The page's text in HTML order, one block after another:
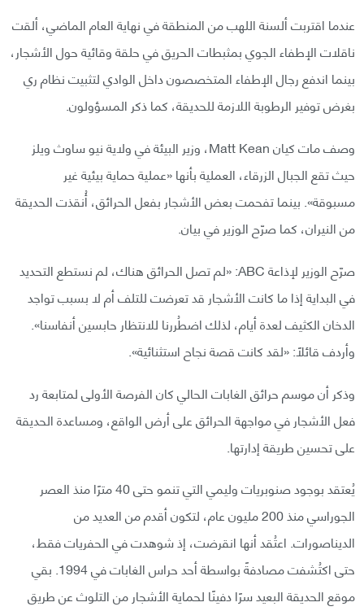
عندما اقتربت ألسنة اللهب من المنطقة في نهاية العام الماضي، ألقت
ناقلات الإطفاء الجوي بمثبطات الحريق في حلقة وقائية حول الأشجار،
بينما اندفع رجال الإطفاء المتخصصون داخل الوادي لتثبيت نظام ري
بغرض توفير الرطوبة اللازمة للحديقة، كما ذكر المسؤولون.
وصف مات كيان Matt Kean، وزير البيئة في ولاية نيو ساوث ويلز
حيث تقع الجبال الزرقاء، العملية بأنها «عملية حماية بيئية غير
مسبوقة». بينما تفحمت بعض الأشجار بفعل الحرائق، أُنقذت الحديقة
من النيران، كما صرّح الوزير في بيان.
صرّح الوزير لإذاعة ABC: «لم تصل الحرائق هناك، لم نستطع التحديد
في البداية إذا ما كانت الأشجار قد تعرضت للتلف أم لا بسبب تواجد
الدخان الكثيف لعدة أيام، لذلك اضطُررنا للانتظار حابسين أنفاسنا».
وأردف قائلاً: «لقد كانت قصة نجاح استثنائية».
وذكر أن موسم حرائق الغابات الحالي كان الفرصة الأولى لمتابعة رد
فعل الأشجار في مواجهة الحرائق على أرض الواقع، ومساعدة الحديقة
على تحسين طريقة إدارتها.
يُعتقد بوجود صنوبريات وليمي التي تنمو حتى 40 مترًا منذ العصر
الجوراسي منذ 200 مليون عام، لتكون أقدم من العديد من
الديناصورات. اعتُقد أنها انقرضت، إذ شوهدت في الحفريات فقط،
حتى اكتُشفت مصادفةً بواسطة أحد حراس الغابات في 1994. بقي
موقع الحديقة البعيد سرًا دفينًا لحماية الأشجار من التلوث عن طريق